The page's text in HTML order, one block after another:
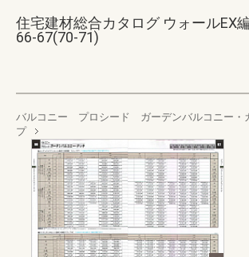
住宅建材総合カタログ ウォールEX
66-67(70-71)
バルコニー プロシード ガーデンバルコニー・
プ